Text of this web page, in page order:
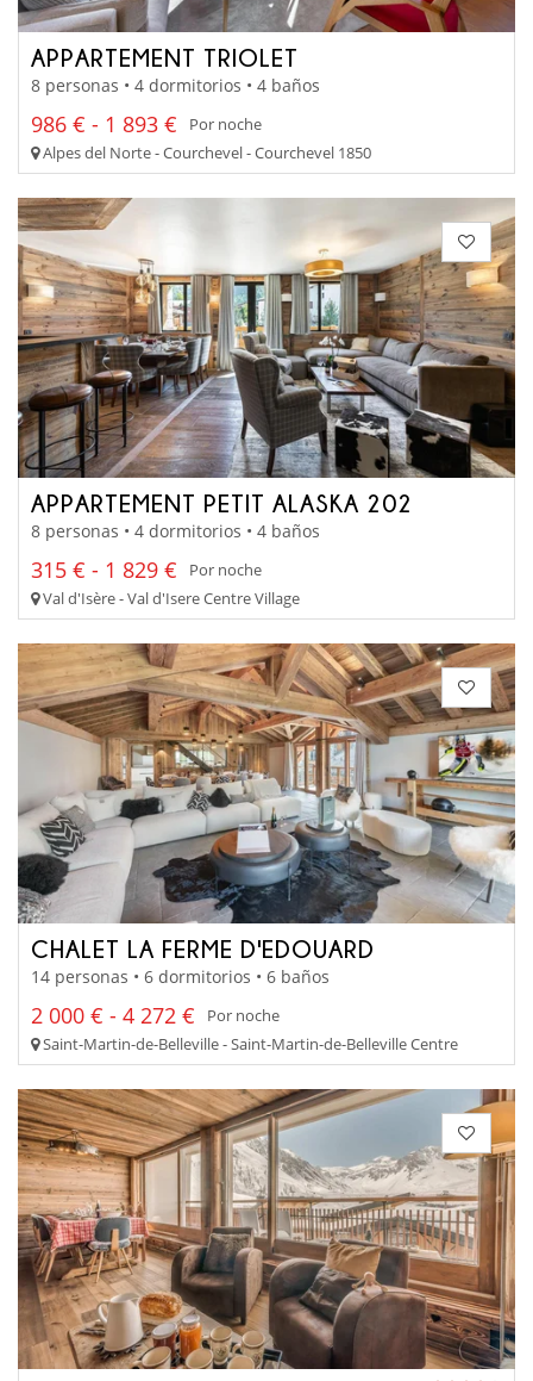
APPARTEMENT TRIOLET
8 personas • 4 dormitorios • 4 baños
986 € - 1 893 €
Por noche
Alpes del Norte - Courchevel - Courchevel 1850
APPARTEMENT PETIT ALASKA 202
8 personas • 4 dormitorios • 4 baños
315 € - 1 829 €
Por noche
Val d'Isère - Val d'Isere Centre Village
CHALET LA FERME D'EDOUARD
14 personas • 6 dormitorios • 6 baños
2 000 € - 4 272 €
Por noche
Saint-Martin-de-Belleville - Saint-Martin-de-Belleville Centre